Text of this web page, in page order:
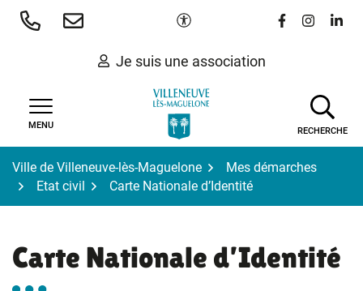
Aller
Paramètres d'accessibilité
Lien vers le
Lien vers
Lien
Je suis une association
MENU
RECHERCHE
Ville de Villeneuve-lès-Maguelone
Mes démarches
Etat civil
Carte Nationale d’Identité
Carte Nationale d’Identité